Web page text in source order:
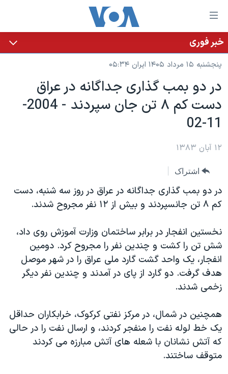
لینکهای
قابل
دسترسی
جهش
محتوای
اصلی
جهش
صفحه
جهش
جستجو
خانه
نسخه سبک وب‌سایت
موضوع ها
ایران
آمریکا
جهان
ویژه برنامه‌ها
فرهنگ و زندگی
حقوق شهروندی
اقتصادی
علم و فناوری
اسرائیل در جنگ
گالری عکس
آرشیو پخش زنده
برنامه های تلویزیونی
جدول برنامه ها
صفحه‌های ویژه
۲۵۰سالگی آمریکا
مستندها
انتخابات ریاست جمهوری آمریکا ۲۰۲۴
حمله جمهوری اسلامی به اسرائیل
رمز مهسا
ورزش زنان در ایران
اعتراضات زن، زندگی، آزادی
مجموعه مستندهای دادخواهی
فرکانس‌های صدای آمریکا
پخش رادیویی
یادگیری زبان انگلیسی
دنبال کنید
زبانهای مختلف
خبر فوری
پنجشنبه ۱۵ مرداد ۱۴۰۵ ایران ۰۵:۳۴
در دو بمب گذاری جداگانه در عراق
دست کم ۸ تن جان سپردند - 2004-
11-02
۱۲ آبان ۱۳۸۳
اشتراک
در دو بمب گذاری جداگانه در عراق در روز سه شنبه، دست
کم ۸ تن جانسپردند و بيش از ۱۲ نفر مجروح شدند.
نخستين انفجار در برابر ساختمان وزارت آموزش روی داد،
شش تن را کشت و چندين نفر را مجروح کرد. دومين
انفجار، يک واحد گشت گارد ملی عراق را در شهر موصل
هدف گرفت. دو گارد از پای در آمدند و چندين نفر ديگر
زخمی شدند.
همچنين در شمال، در مرکز نفتی کرکوک، خرابکاران حداقل
يک خط لوله نفت را منفجر کردند، و ارسال نفت را در حالی
که آتش نشانان با شعله های آتش مبارزه می کردند
متوقف ساختند.